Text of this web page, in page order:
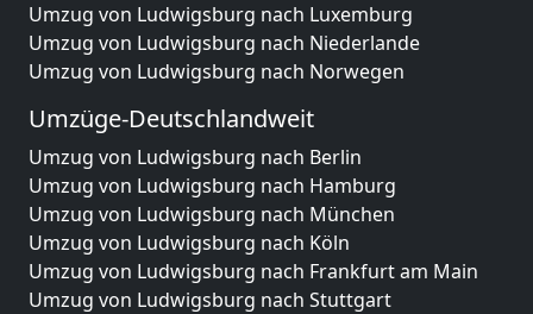
Umzug von Ludwigsburg nach Luxemburg
Umzug von Ludwigsburg nach Niederlande
Umzug von Ludwigsburg nach Norwegen
Umzüge-Deutschlandweit
Umzug von Ludwigsburg nach Berlin
Umzug von Ludwigsburg nach Hamburg
Umzug von Ludwigsburg nach München
Umzug von Ludwigsburg nach Köln
Umzug von Ludwigsburg nach Frankfurt am Main
Umzug von Ludwigsburg nach Stuttgart